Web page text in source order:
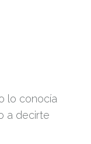
lo conocía
a decirte